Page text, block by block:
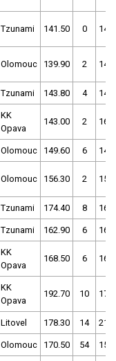
Tzunami 141.50 0
Olomouc 139.90 2
Tzunami 143.80 4
KK
Opava
143.00 2
Olomouc 149.60 6
Olomouc 156.30 2
Tzunami 174.40 8
Tzunami 162.90 6
KK
Opava
168.50 6
KK
Opava
192.70 10
Litovel 178.30 14
Olomouc 170.50 54